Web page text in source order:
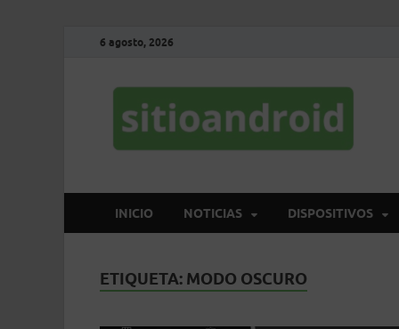
6 agosto, 2026
INICIO NOTICIAS DISPOSITIVOS
ETIQUETA: MODO OSCURO